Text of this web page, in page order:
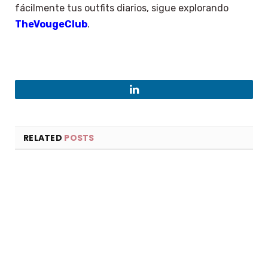
fácilmente tus outfits diarios, sigue explorando
TheVougeClub.
LinkedIn
RELATED POSTS